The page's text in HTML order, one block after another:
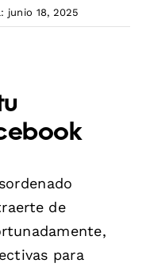
junio 18, 2025
de
para